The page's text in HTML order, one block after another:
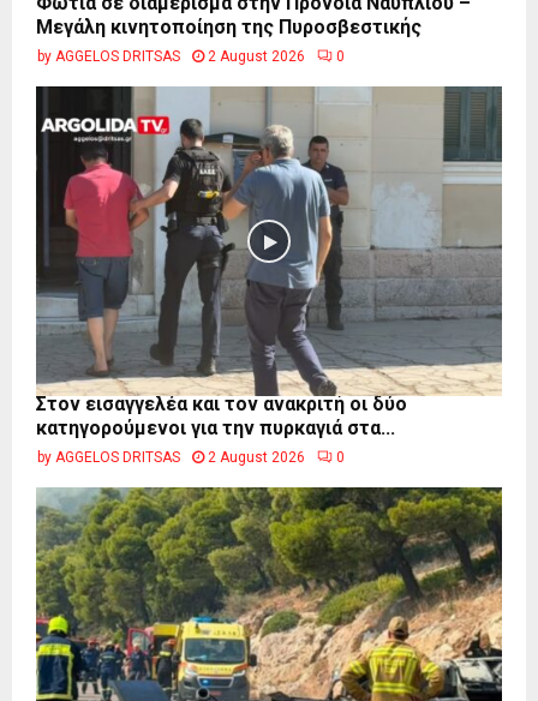
Μεγάλη κινητοποίηση της Πυροσβεστικής
by AGGELOS DRITSAS 2 August 2026 0
Στον εισαγγελέα και τον ανακριτή οι δύο
κατηγορούμενοι για την πυρκαγιά στα...
by AGGELOS DRITSAS 2 August 2026 0